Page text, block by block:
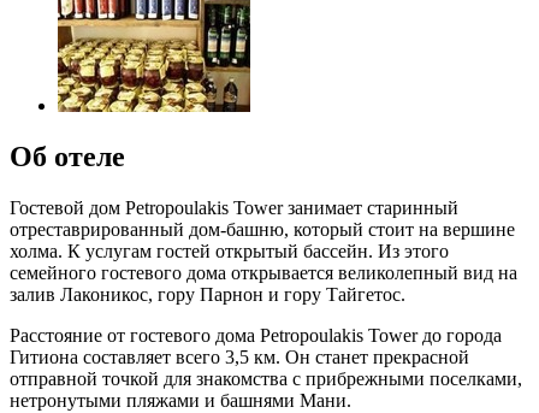
Об отеле
Гостевой дом Petropoulakis Tower занимает старинный
отреставрированный дом-башню, который стоит на вершине
холма. К услугам гостей открытый бассейн. Из этого
семейного гостевого дома открывается великолепный вид на
залив Лаконикос, гору Парнон и гору Тайгетос.
Расстояние от гостевого дома Petropoulakis Tower до города
Гитиона составляет всего 3,5 км. Он станет прекрасной
отправной точкой для знакомства с прибрежными поселками,
нетронутыми пляжами и башнями Мани.